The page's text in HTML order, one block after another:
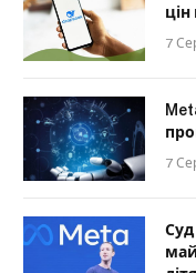
цін
7
7
Суд